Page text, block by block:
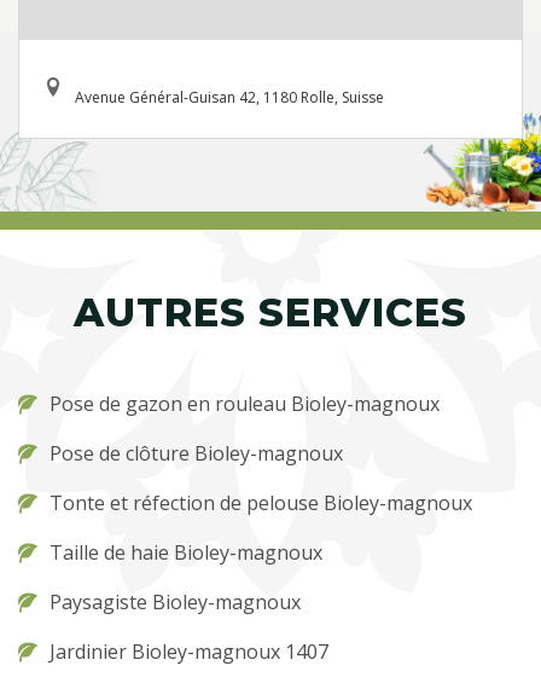
Avenue Général-Guisan 42, 1180 Rolle, Suisse
AUTRES SERVICES
Pose de gazon en rouleau Bioley-magnoux
Pose de clôture Bioley-magnoux
Tonte et réfection de pelouse Bioley-magnoux
Taille de haie Bioley-magnoux
Paysagiste Bioley-magnoux
Jardinier Bioley-magnoux 1407